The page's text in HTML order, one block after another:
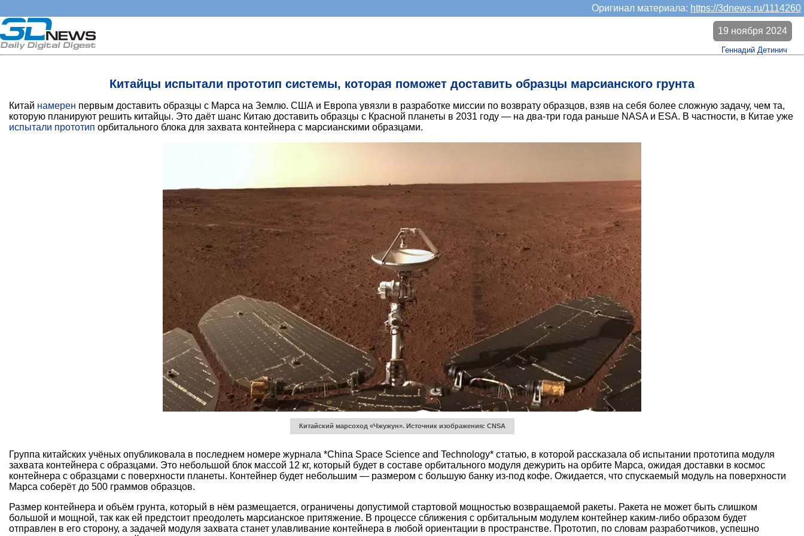
Оригинал материала: https://3dnews.ru/1114260
Китайцы испытали прототип системы, которая поможет доставить образцы марсианского грунта
19 ноября 2024
Геннадий Детинич
Китай намерен первым доставить образцы с Марса на Землю. США и Европа увязли в разработке миссии по возврату образцов, взяв на себя более сложную задачу, чем та,
которую планируют решить китайцы. Это даёт шанс Китаю доставить образцы с Красной планеты в 2031 году — на два-три года раньше NASA и ESA. В частности, в Китае уже
испытали прототип орбитального блока для захвата контейнера с марсианскими образцами.
Китайский марсоход «Чжужун».Источник изображения: CNSA
Группа китайских учёных опубликовала в последнем номере журнала *China Space Science and Technology* статью, в которой рассказала об испытании прототипа модуля
захвата контейнера с образцами. Это небольшой блок массой 12 кг, который будет в составе орбитального модуля дежурить на орбите Марса, ожидая доставки в космос
контейнера с образцами с поверхности планеты. Контейнер будет небольшим — размером с большую банку из-под кофе. Ожидается, что спускаемый модуль на поверхности
Марса соберёт до 500 граммов образцов.
Размер контейнера и объём грунта, который в нём размещается, ограничены допустимой стартовой мощностью возвращаемой ракеты. Ракета не может быть слишком
большой и мощной, так как ей предстоит преодолеть марсианское притяжение. В процессе сближения с орбитальным модулем контейнер каким-либо образом будет
отправлен в его сторону, а задачей модуля захвата станет улавливание контейнера в любой ориентации в пространстве. Прототип, по словам разработчиков, успешно